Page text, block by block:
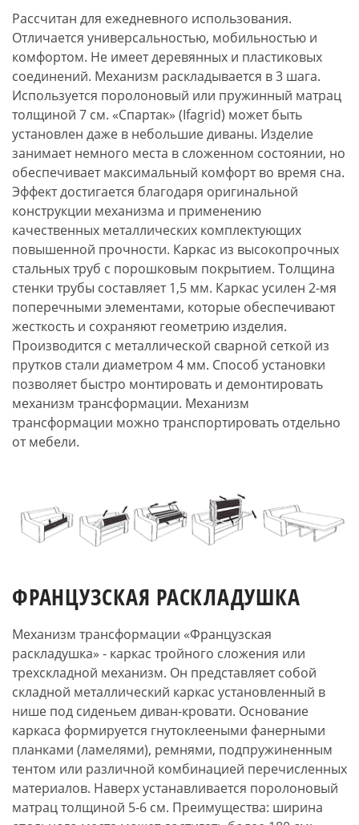
Рассчитан для ежедневного использования.
Отличается универсальностью, мобильностью и
комфортом. Не имеет деревянных и пластиковых
соединений. Механизм раскладывается в 3 шага.
Используется поролоновый или пружинный матрац
толщиной 7 см. «Спартак» (Ifagrid) может быть
установлен даже в небольшие диваны. Изделие
занимает немного места в сложенном состоянии, но
обеспечивает максимальный комфорт во время сна.
Эффект достигается благодаря оригинальной
конструкции механизма и применению
качественных металлических комплектующих
повышенной прочности. Каркас из высокопрочных
стальных труб с порошковым покрытием. Толщина
стенки трубы составляет 1,5 мм. Каркас усилен 2-мя
поперечными элементами, которые обеспечивают
жесткость и сохраняют геометрию изделия.
Производится с металлической сварной сеткой из
прутков стали диаметром 4 мм. Способ установки
позволяет быстро монтировать и демонтировать
механизм трансформации. Механизм
трансформации можно транспортировать отдельно
от мебели.
ФРАНЦУЗСКАЯ РАСКЛАДУШКА
Механизм трансформации «Французская
раскладушка» - каркас тройного сложения или
трехскладной механизм. Он представляет собой
складной металлический каркас установленный в
нише под сиденьем диван-кровати. Основание
каркаса формируется гнутоклееными фанерными
планками (ламелями), ремнями, подпружиненным
тентом или различной комбинацией перечисленных
материалов. Наверх устанавливается поролоновый
матрац толщиной 5-6 см. Преимущества: ширина